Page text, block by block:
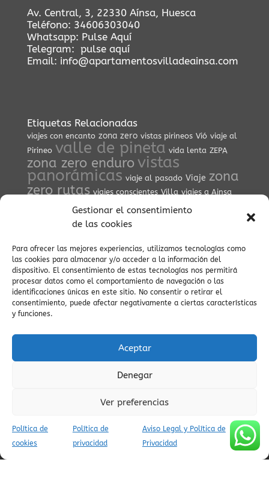
Gestionar el consentimiento
de las cookies
Para ofrecer las mejores experiencias, utilizamos tecnologías como
las cookies para almacenar y/o acceder a la información del
dispositivo. El consentimiento de estas tecnologías nos permitirá
procesar datos como el comportamiento de navegación o las
identificaciones únicas en este sitio. No consentir o retirar el
consentimiento, puede afectar negativamente a ciertas características
y funciones.
Aceptar
Denegar
Ver preferencias
Política de
cookies
Política de
privacidad
Aviso Legal y Política de
Privacidad
Av. Central, 3, 22330 Aínsa, Huesca
Teléfono: 34606303040
Whatsapp: Pulse Aquí
Telegram: pulse aquí
Email: info@apartamentosvilladeainsa.com
Etiquetas Relacionadas
viajes con encanto zona zero vistas pirineos Vió viaje al
Pirineo valle de pineta vida lenta ZEPA
zona zero enduro vistas
panorámicas viaje al pasado Viaje zona
zero rutas viajes conscientes Villa viajes a Ainsa
visitas guiadas
vistas del Pirineo vistas
vistas del embalse visitas culturales
vida cultural en
pueblos viajes culturales verano pirineos viajar a ainsa
Verde Ara valle de Yaga viajes
auténticos vistas espectaculares
valle del Cinca villa de ainsa vida cultural en el Pirineo
vistas al Cinca
AVISO LEGAL Y POLÍTICA DE PRIVACIDAD
CONDICIONES DE RESERVA